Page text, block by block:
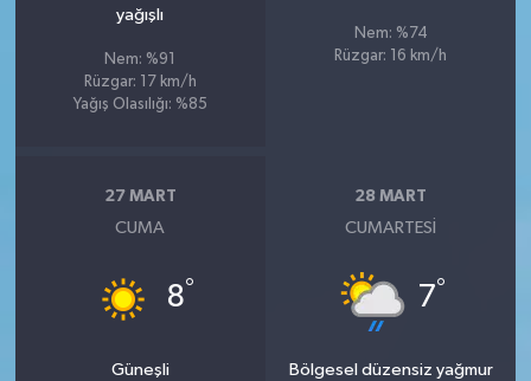
yağışlı
Nem: %91
Rüzgar: 17 km/h
Yağış Olasılığı: %85
Nem: %74
Rüzgar: 16 km/h
27 MART
CUMA
8°
Güneşli
28 MART
CUMARTESI
7°
Bölgesel düzensiz yağmur